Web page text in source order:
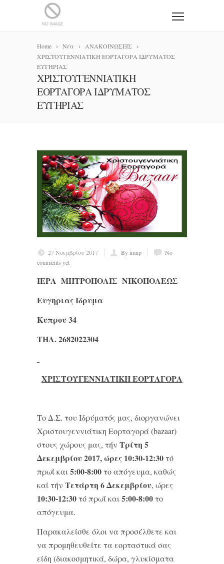
Home Νέα
ΑΝΑΚΟΙΝΩΣΕΙΣ
ΧΡΙΣΤΟΥΓΕΝΝΙΑΤΙΚΗ ΕΟΡΤΑΓΟΡΑ ΙΔΡΥΜΑΤΟΣ
ΕΥΓΗΡΙΑΣ
ΧΡΙΣΤΟΥΓΕΝΝΙΑΤΙΚΗ
ΕΟΡΤΑΓΟΡΑ ΙΔΡΥΜΑΤΟΣ
ΕΥΓΗΡΙΑΣ
27 Νοεμβρίου 2017 By imnp
No
comments yet
ΙΕΡΑ ΜΗΤΡΟΠΟΛΙΣ ΝΙΚΟΠΟΛΕΩΣ
Ευγηριας Ιδρυμα
Κυπρου 34
ΤΗΛ. 2682022304
ΧΡΙΣΤΟΥΓΕΝΝΙΑΤΙΚΗ ΕΟΡΤΑΓΟΡΑ
Το Δ.Σ. του Ιδρύματός μας, διοργανώνει
Χριστουγεννιάτικη Εορταγορά (bazaar)
στους χώρους μας, τήν Τρίτη 5
Δεκεμβρίου 2017, ώρες 10:30-12:30τό
πρωΐ και5:00-8:00τo απόγευμα, καθώς
καί τήν Τετάρτη 6 Δεκεμβρίου, ώρες
10:30-12:30τό πρωΐ και5:00-8:00τo
απόγευμα.
Παρακαλείσθε όλοι να προσέλθετε και
να προμηθευθείτε τα εορταστικά σας
είδη (διακοσμητικά, δώρα, γλυκίσματα